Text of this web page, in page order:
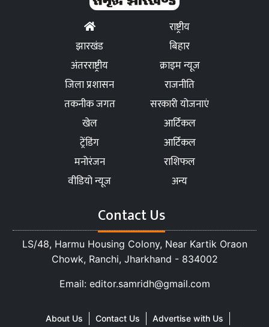
राष्ट्रीय
झारखंड
बिहार
अंतरराष्ट्रीय
क्राइम न्यूज
जिला प्रशासन
राजनीति
तकनीक जगत
सरकारी योजनाएं
खेल
आर्टिकल
ट्रेंडिंग
आर्टिकल
मनोरंजन
राशिफल
वीडियो न्यूज
अन्य
Contact Us
LS/48, Harmu Housing Colony, Near Kartik Oraon
Chowk, Ranchi, Jharkhand - 834002
Email: editor.samridh@gmail.com
About Us Contact Us
Advertise with Us